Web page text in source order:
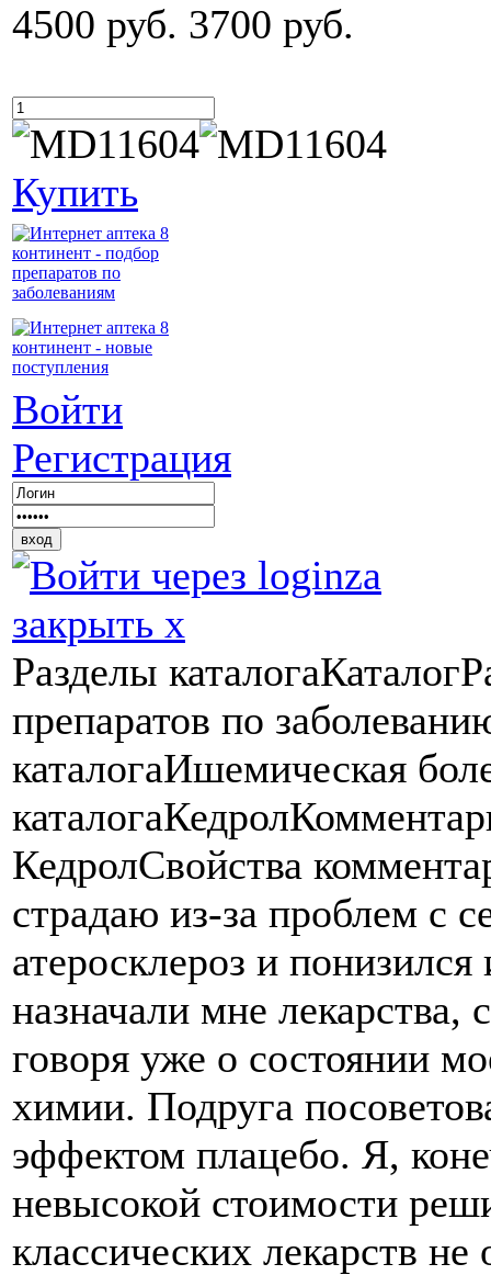
4500 руб. 3700 руб.
Купить
Войти
Регистрация
закрыть х
Разделы
препаратов по
каталогаИшемическая
КедролСвойства
страдаю из-за проблем с
атеросклероз и
назначали мне
говоря уже о состоянии
химии. Подруга
эффектом плацебо. Я,
невысокой стоимости
классических лекарств не